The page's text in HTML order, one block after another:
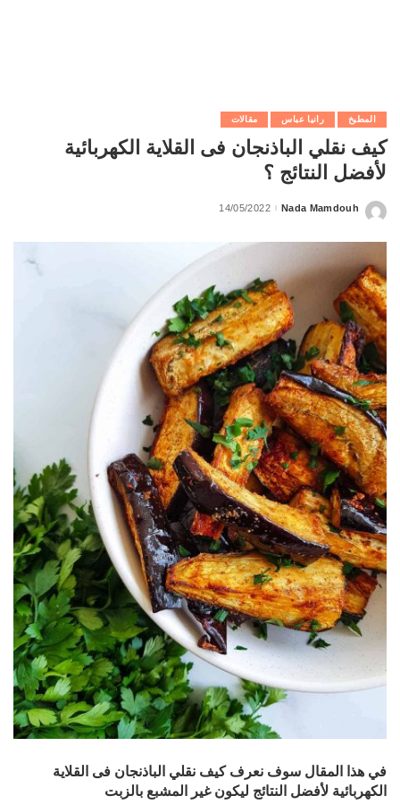
المطبخ رانيا عباس مقالات
كيف نقلي الباذنجان فى القلاية الكهربائية
لأفضل النتائج ؟
Posted
Nada Mamdouh
14/05/2022
في هذا المقال سوف نعرف كيف نقلي الباذنجان فى القلاية
الكهربائية لأفضل النتائج ليكون غير المشبع بالزبت